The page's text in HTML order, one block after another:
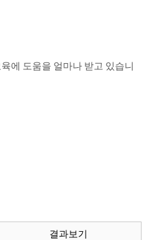
에 도움을 얼마나 받고 있습니
결과보기